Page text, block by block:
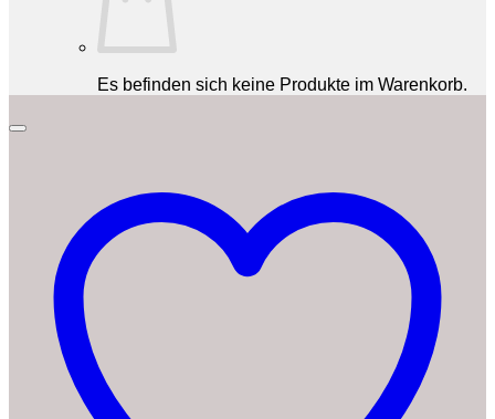
Es befinden sich keine Produkte im Warenkorb.